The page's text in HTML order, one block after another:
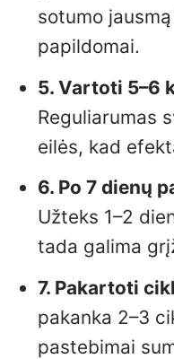
sotumo
papildomai.
5. Vartoti 5–6
Reguliarumas
eilės, kad
6. Po 7 dienų
Užteks 1–2
tada galima
7. Pakartoti
pakanka 2–3
pastebimai